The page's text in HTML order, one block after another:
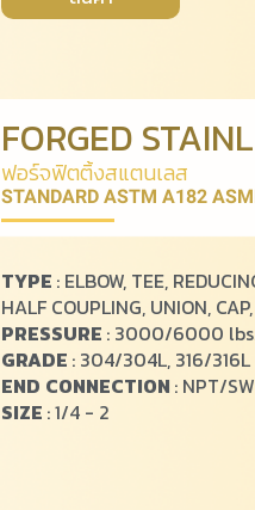
FORGED
ฟอร์จฟิตติ้งสแตนเลส
STANDARD ASTM A182
TYPE : ELBOW, TEE,
HALF COUPLING, UNION,
PRESSURE : 3000/6000
GRADE : 304/304L, 316/316L
END CONNECTION : NPT/SW
SIZE : 1/4 - 2